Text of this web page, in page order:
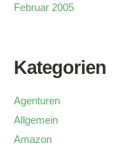
Februar 2005
Kategorien
Agenturen
Allgemein
Amazon